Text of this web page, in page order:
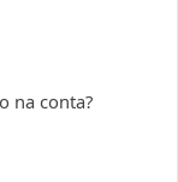
na conta?